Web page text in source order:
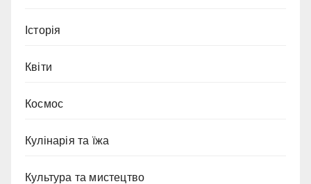
Історія
Квіти
Космос
Кулінарія та їжа
Культура та мистецтво